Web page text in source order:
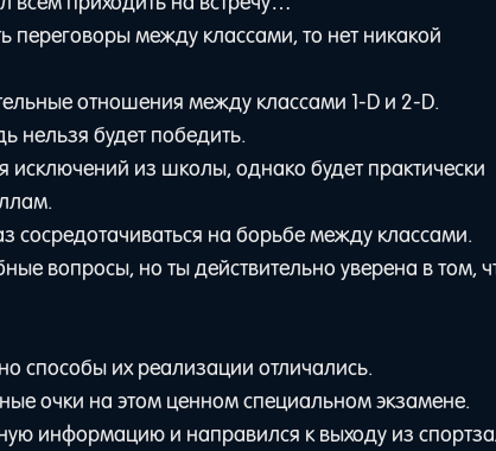
между классами, то нет никакой
отношения между классами 1-D и 2-D.
нельзя будет победить.
из школы, однако будет практически
сосредотачиваться на борьбе между классами.
вопросы, но ты действительно уверена в том,
способы их реализации отличались.
очки на этом ценном специальном экзамене.
информацию и направился к выходу из